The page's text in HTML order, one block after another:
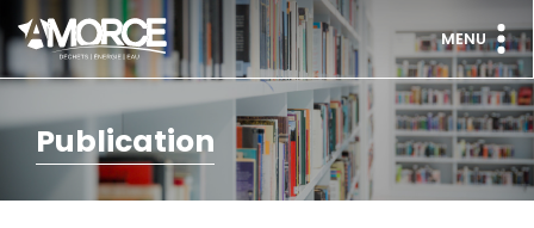
MENU
Publication